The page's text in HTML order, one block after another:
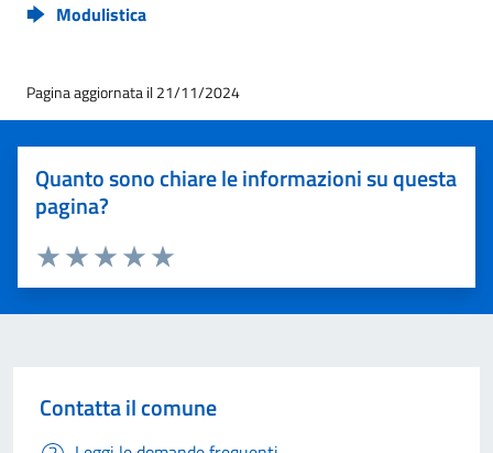
Modulistica
Pagina aggiornata il 21/11/2024
Quanto sono chiare le informazioni su questa
pagina?
Valuta 5 stelle su 5
Valuta 4 stelle su 5
Valuta 3 stelle su 5
Valuta 2 stelle su 5
Valuta 1 stelle su 5
Contatta il comune